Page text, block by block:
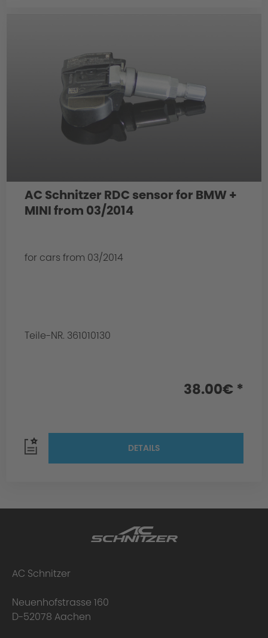
AC Schnitzer RDC sensor for BMW +
MINI from 03/2014
for cars from 03/2014
Teile-NR. 361010130
38.00€ *
DETAILS
AC Schnitzer
Neuenhofstrasse 160
D-52078 Aachen